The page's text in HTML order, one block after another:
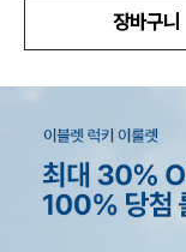
장바구니